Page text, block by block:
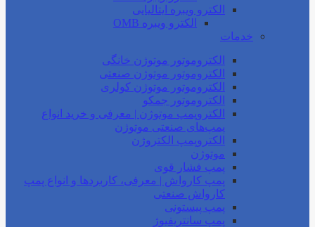
الکترو ویبره ایتالیایی
الکترو ویبره OMB
خدمات
الکتروموتور موتوژن خانگی
الکتروموتور موتوژن صنعتی
الکتروموتور موتوژن کولری
الکتروموتور جمکو
الکتروپمپ موتوژن | معرفی و خرید انواع
پمپ‌های صنعتی موتوژن
الکتروپمپ الکتروژن
موتوژن
پمپ فشار قوی
پمپ کارواش | معرفی، کاربردها و انواع پمپ
کارواش صنعتی
پمپ پیستونی
پمپ سانتریفیوژ